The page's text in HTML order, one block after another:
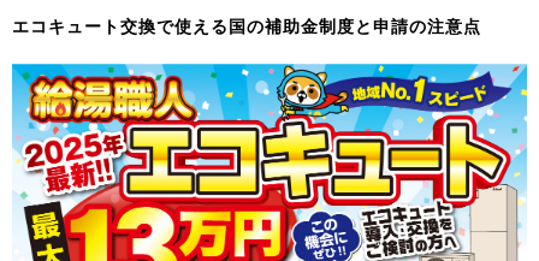
エコキュート交換で使える国の補助金制度と申請の注意点